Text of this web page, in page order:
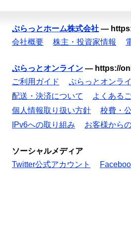
ぷらっとホーム株式会社 —
会社概要
株主・投資家情報
ぷらっとオンライン — https://
ご利用ガイド
ぷらっとオンラ
配送・決済について
よくある
個人情報取り扱い方針
校費・
IPv6への取り組み
お客様から
ソーシャルメディア
Twitter公式アカウント